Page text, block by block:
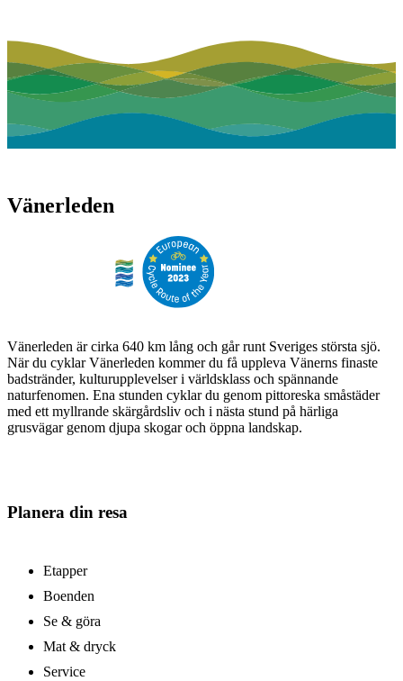
Vänerleden
Vänerleden är cirka 640 km lång och går runt Sveriges största sjö.
När du cyklar Vänerleden kommer du få uppleva Vänerns finaste
badstränder, kulturupplevelser i världsklass och spännande
naturfenomen. Ena stunden cyklar du genom pittoreska småstäder
med ett myllrande skärgårdsliv och i nästa stund på härliga
grusvägar genom djupa skogar och öppna landskap.
Planera din resa
Etapper
Boenden
Se & göra
Mat & dryck
Service